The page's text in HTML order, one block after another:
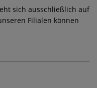
sich ausschließlich auf
Filialen können